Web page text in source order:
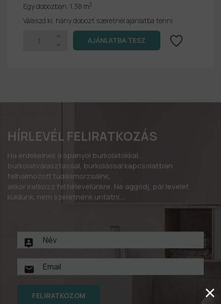
Egy dobozban: 1,38 m2
Válaszd ki, hány dobozt szeretnél ajánlatba tenni.
HÍRLEVÉL FELIRATKOZÁS
Ha érdekelnek a spanyol burkolatokkal,
burkolatválasztással, burkolással kapcsolatban
felhalmozott tudásmorzsáink,
akkor iratkozz fel hírlevelünkre. Ne aggódj, pár levelet
küldünk, nem szeretnénk untatni….
FELIRATKOZOM ×